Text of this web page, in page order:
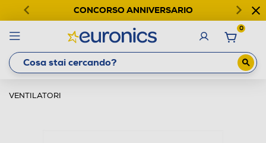
CONCORSO ANNIVERSARIO
0
VENTILATORI